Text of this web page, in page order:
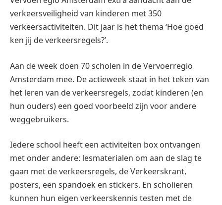
verkeersveiligheid van kinderen met 350
verkeersactiviteiten. Dit jaar is het thema ‘Hoe goed
ken jij de verkeersregels?’.
Aan de week doen 70 scholen in de Vervoerregio
Amsterdam mee. De actieweek staat in het teken van
het leren van de verkeersregels, zodat kinderen (en
hun ouders) een goed voorbeeld zijn voor andere
weggebruikers.
Iedere school heeft een activiteiten box ontvangen
met onder andere: lesmaterialen om aan de slag te
gaan met de verkeersregels, de Verkeerskrant,
posters, een spandoek en stickers. En scholieren
kunnen hun eigen verkeerskennis testen met de